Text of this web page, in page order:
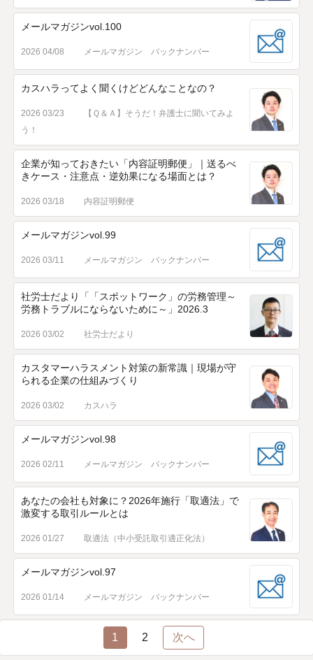
メールマガジンvol.100
2026 04/08 メールマガジン バックナンバー
カスハラってよく聞くけどどんなことなの？
2026 03/23
【Ｑ＆Ａ】そうだ！弁護士に聞いてみよ
う！
企業が知っておきたい「内容証明郵便」｜送るべ
きケース・注意点・逆効果になる場面とは？
2026 03/18 内容証明郵便
メールマガジンvol.99
2026 03/11 メールマガジン バックナンバー
社労士だより「「スポットワーク」の労務管理～
労務トラブルにならないために～」2026.3
2026 03/02 社労士だより
カスタマーハラスメント対策の新常識｜現場が守
られる企業の仕組みづくり
2026 03/02 カスハラ
メールマガジンvol.98
2026 02/11 メールマガジン バックナンバー
あなたの会社も対象に？2026年施行「取適法」で
激変する取引ルールとは
2026 01/27 取適法（中小受託取引適正化法）
メールマガジンvol.97
2026 01/14 メールマガジン バックナンバー
1 2 次へ